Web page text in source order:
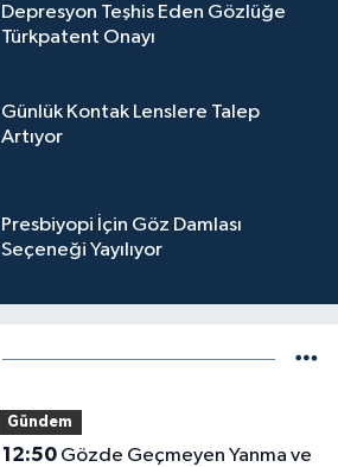
Depresyon Teşhis Eden Gözlüğe
Türkpatent Onayı
Günlük Kontak Lenslere Talep
Artıyor
Presbiyopi İçin Göz Damlası
Seçeneği Yayılıyor
Gündem
12:50Gözde Geçmeyen Yanma ve